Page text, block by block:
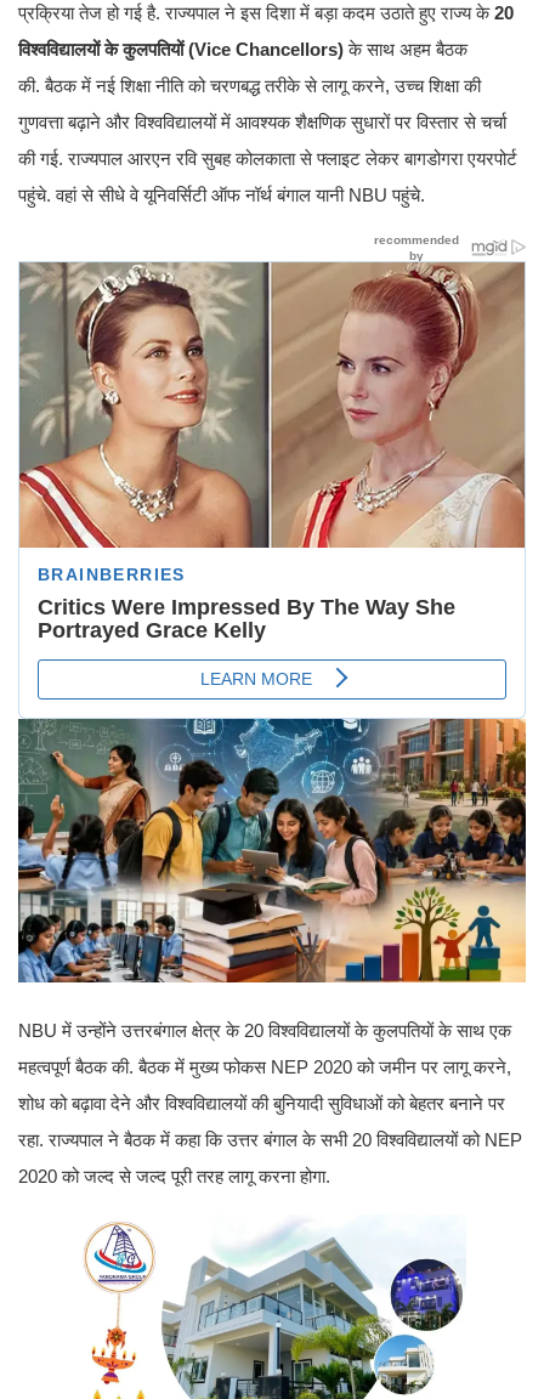
प्रक्रिया तेज हो गई है. राज्यपाल ने इस दिशा में बड़ा कदम उठाते हुए राज्य के20
विश्वविद्यालयों के कुलपतियों (Vice Chancellors)के साथ अहम बैठक
की. बैठक में नई शिक्षा नीति को चरणबद्ध तरीके से लागू करने, उच्च शिक्षा की
गुणवत्ता बढ़ाने और विश्वविद्यालयों में आवश्यक शैक्षणिक सुधारों पर विस्तार से चर्चा
की गई. राज्यपाल आरएन रवि सुबह कोलकाता से फ्लाइट लेकर बागडोगरा एयरपोर्ट
पहुंचे. वहां से सीधे वे यूनिवर्सिटी ऑफ नॉर्थ बंगाल यानी NBU पहुंचे.
NBU में उन्होंने उत्तरबंगाल क्षेत्र के 20 विश्वविद्यालयों के कुलपतियों के साथ एक
महत्वपूर्ण बैठक की. बैठक में मुख्य फोकस NEP 2020 को जमीन पर लागू करने,
शोध को बढ़ावा देने और विश्वविद्यालयों की बुनियादी सुविधाओं को बेहतर बनाने पर
रहा. राज्यपाल ने बैठक में कहा कि उत्तर बंगाल के सभी 20 विश्वविद्यालयों को NEP
2020 को जल्द से जल्द पूरी तरह लागू करना होगा.